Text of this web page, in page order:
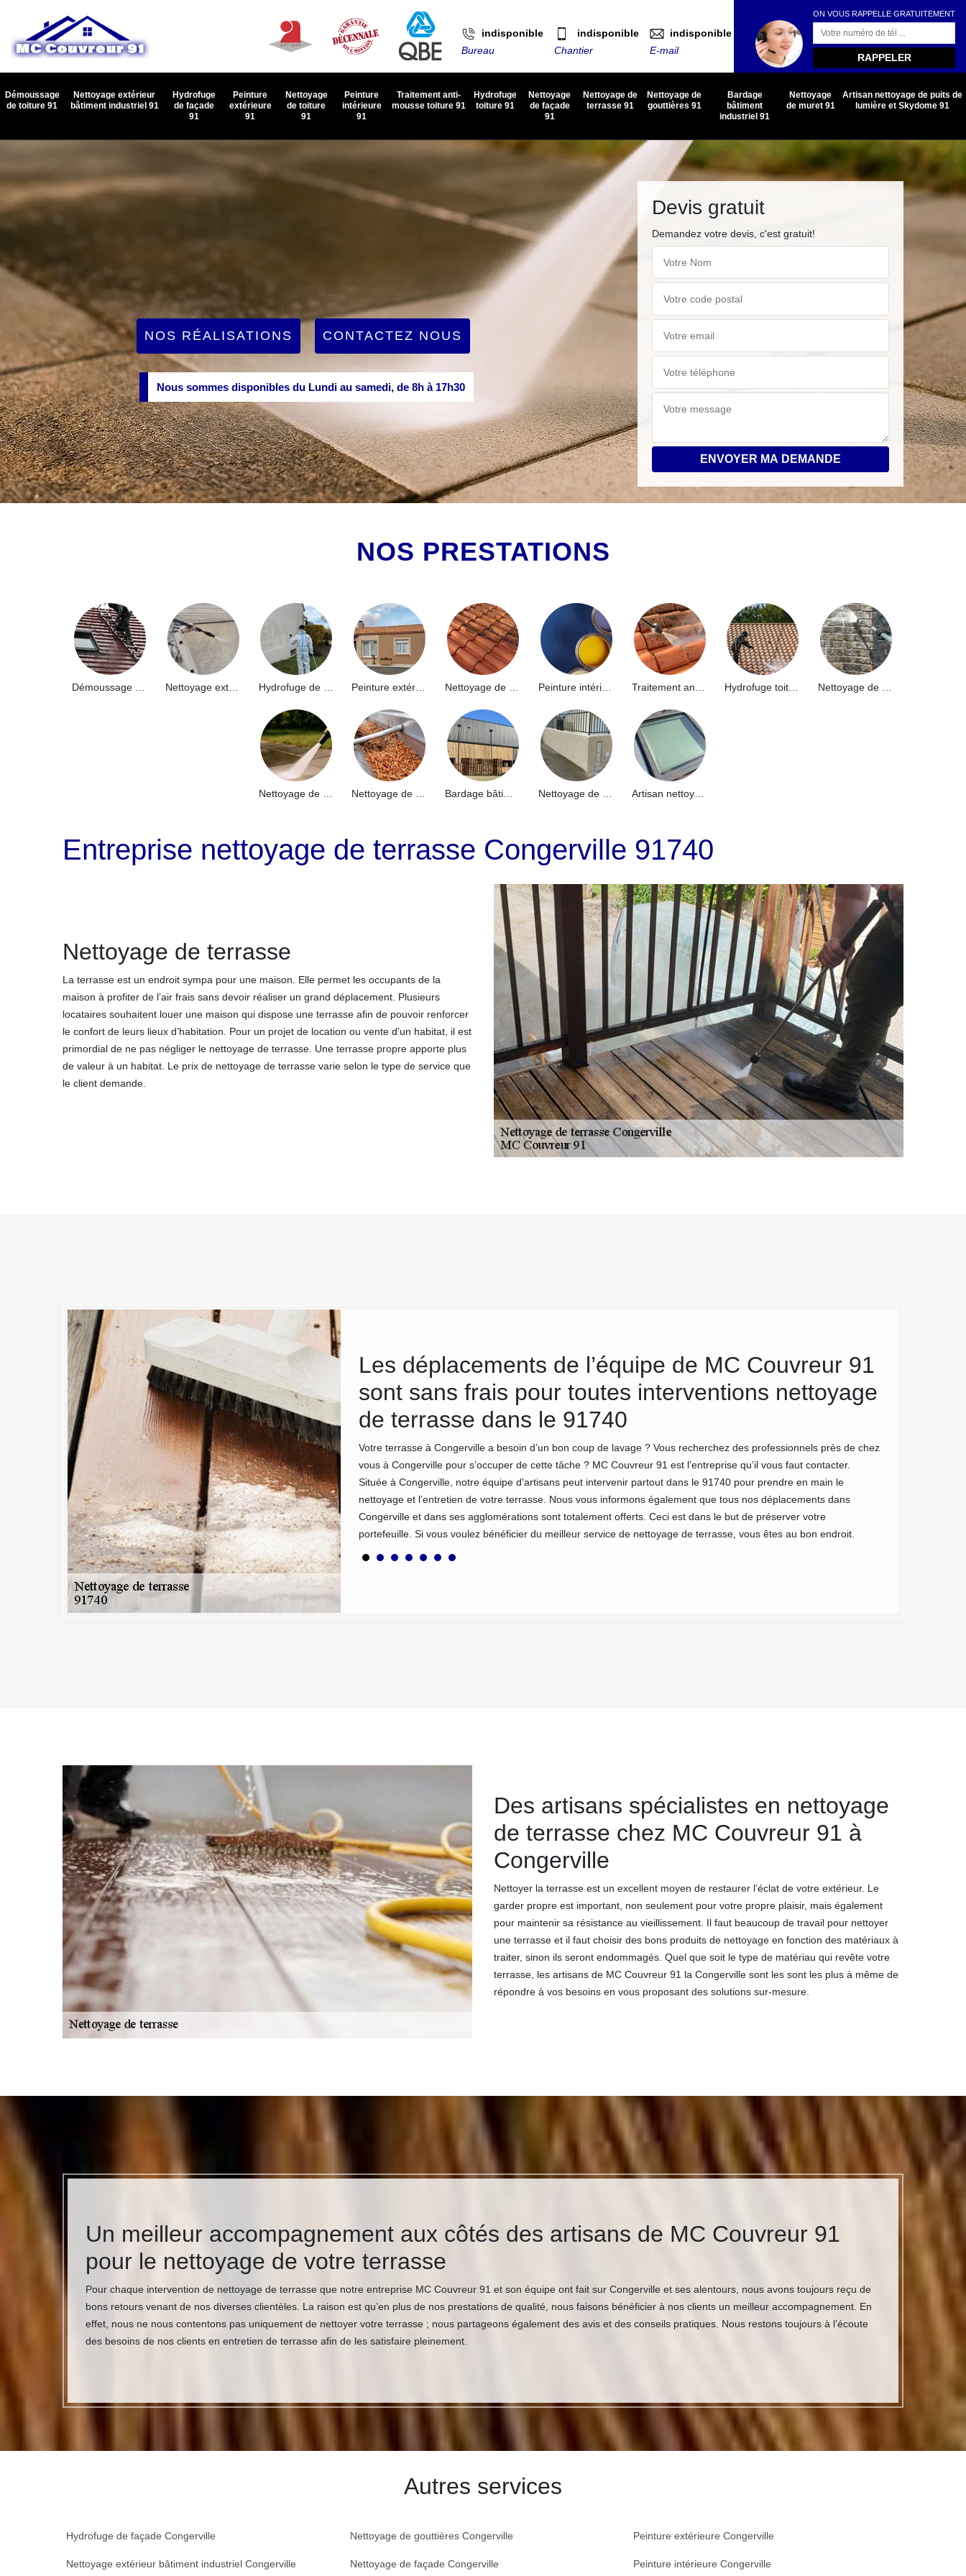
indisponible
Bureau
indisponible
Chantier
indisponible
E-mail
ON VOUS RAPPELLE GRATUITEMENT
Démoussage
de toiture 91
Nettoyage extérieur
bâtiment industriel 91
Hydrofuge
de façade
91
Peinture
extérieure
91
Nettoyage
de toiture
91
Peinture
intérieure
91
Traitement anti-
mousse toiture 91
Hydrofuge
toiture 91
Nettoyage
de façade
91
Nettoyage de
terrasse 91
Nettoyage de
gouttières 91
Bardage
bâtiment
industriel 91
Nettoyage
de muret 91
Artisan nettoyage de puits de
lumière et Skydome 91
NOS RÉALISATIONS CONTACTEZ NOUS
Nous sommes disponibles du Lundi au samedi, de 8h à 17h30
Devis gratuit
Demandez votre devis, c'est gratuit!
NOS PRESTATIONS
Nettoyage extérieur bâtiment industriel 91 Peinture intérieure 91
Artisan nettoyage de puits de lumière et Skydome 91
Entreprise nettoyage de terrasse Congerville 91740
Nettoyage de terrasse
La terrasse est un endroit sympa pour une maison. Elle permet les occupants de la
maison à profiter de l’air frais sans devoir réaliser un grand déplacement. Plusieurs
locataires souhaitent louer une maison qui dispose une terrasse afin de pouvoir renforcer
le confort de leurs lieux d’habitation. Pour un projet de location ou vente d’un habitat, il est
primordial de ne pas négliger le nettoyage de terrasse. Une terrasse propre apporte plus
de valeur à un habitat. Le prix de nettoyage de terrasse varie selon le type de service que
le client demande.
91 pour le nettoyage de
ou ses environs
pour prendre en main le nettoyage de votre terrasse, vous pouvez
d’artisan à Congerville sont aptes à vous fournir des services de
avoir une terrasse parfaitement assainie. Les services que nous
les grandes entreprises. Nous travaillons également le nettoyage de tous
un bon nettoyage régulier, votre terrasse résistera mieux au vieillissement et
à des travaux de rénovation.
Les déplacements de l’équipe de MC Couvreur 91
sont sans frais pour toutes interventions nettoyage
de terrasse dans le 91740
Votre terrasse à Congerville a besoin d’un bon coup de lavage ? Vous recherchez des professionnels près de chez
vous à Congerville pour s’occuper de cette tâche ? MC Couvreur 91 est l’entreprise qu’il vous faut contacter.
Située à Congerville, notre équipe d'artisans peut intervenir partout dans le 91740 pour prendre en main le
nettoyage et l’entretien de votre terrasse. Nous vous informons également que tous nos déplacements dans
Congerville et dans ses agglomérations sont totalement offerts. Ceci est dans le but de préserver votre
portefeuille. Si vous voulez bénéficier du meilleur service de nettoyage de terrasse, vous êtes au bon endroit.
Des artisans spécialistes en nettoyage
de terrasse chez MC Couvreur 91 à
Congerville
Nettoyer la terrasse est un excellent moyen de restaurer l’éclat de votre extérieur. Le
garder propre est important, non seulement pour votre propre plaisir, mais également
pour maintenir sa résistance au vieillissement. Il faut beaucoup de travail pour nettoyer
une terrasse et il faut choisir des bons produits de nettoyage en fonction des matériaux à
traiter, sinon ils seront endommagés. Quel que soit le type de matériau qui revête votre
terrasse, les artisans de MC Couvreur 91 la Congerville sont les sont les plus à même de
répondre à vos besoins en vous proposant des solutions sur-mesure.
Un meilleur accompagnement aux côtés des artisans de MC Couvreur 91
pour le nettoyage de votre terrasse
Pour chaque intervention de nettoyage de terrasse que notre entreprise MC Couvreur 91 et son équipe ont fait sur Congerville et ses alentours, nous avons toujours reçu de
bons retours venant de nos diverses clientèles. La raison est qu’en plus de nos prestations de qualité, nous faisons bénéficier à nos clients un meilleur accompagnement. En
effet, nous ne nous contentons pas uniquement de nettoyer votre terrasse ; nous partageons également des avis et des conseils pratiques. Nous restons toujours à l’écoute
des besoins de nos clients en entretien de terrasse afin de les satisfaire pleinement.
Autres services
Hydrofuge de façade Congerville
Nettoyage extérieur bâtiment industriel Congerville
Nettoyage de gouttières Congerville
Nettoyage de façade Congerville
Peinture extérieure Congerville
Peinture intérieure Congerville